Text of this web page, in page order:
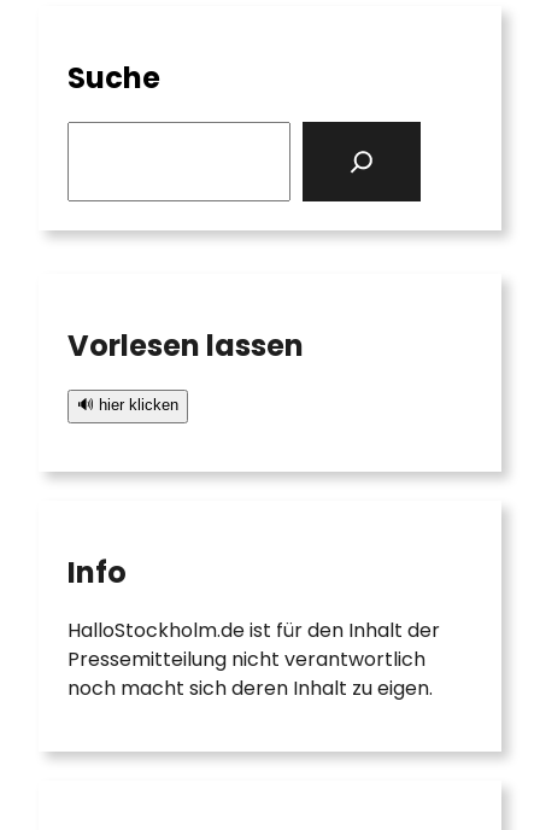
Suche
Vorlesen lassen
🔊 hier klicken
Info
HalloStockholm.de ist für den Inhalt der
Pressemitteilung nicht verantwortlich
noch macht sich deren Inhalt zu eigen.